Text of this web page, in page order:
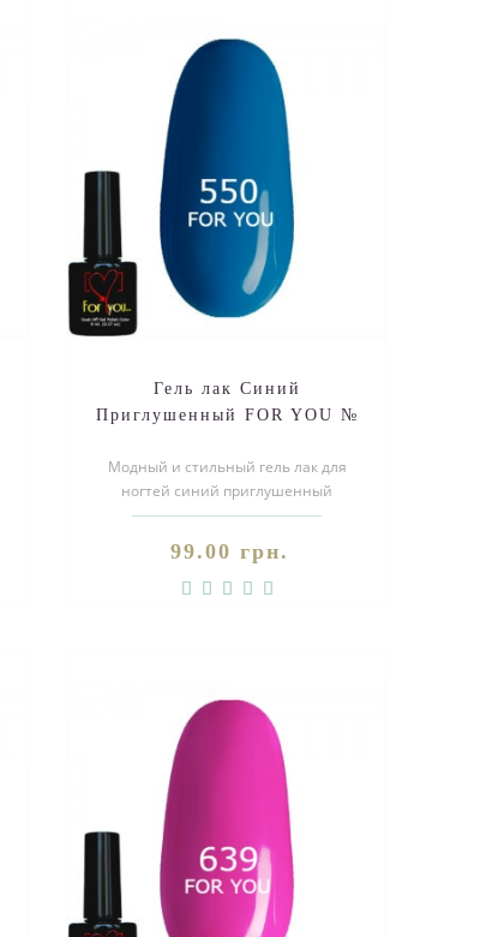
Гель лак Синий
Приглушенный FOR YOU №
Модный и стильный гель лак для
ногтей синий приглушенный
эмаль, поспешите заказать!
99.00 грн.